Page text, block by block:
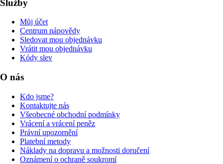
Služby
Můj účet
Centrum nápovědy
Sledovat mou objednávku
Vrátit mou objednávku
Kódy slev
O nás
Kdo jsme?
Kontaktujte nás
Všeobecné obchodní podmínky
Vrácení a vrácení peněz
Právní upozornění
Platební metody
Náklady na dopravu a možnosti doručení
Oznámení o ochraně soukromí